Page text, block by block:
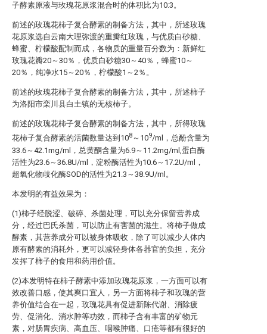
子酵素原液与玫瑰花原浆混合时的体积比为10:3。
前述的玫瑰花柿子复合酵素的制备方法，其中，所述玫瑰
花原浆选自云南大理弥渡的重瓣红玫瑰，与优质白砂糖、
蜂蜜、柠檬酸配制而成，各物质的重量百分数为：新鲜红
玫瑰花瓣20～30％，优质白砂糖30～40％，蜂蜜10～
20％，纯净水15～20％，柠檬酸1～2％。
前述的玫瑰花柿子复合酵素的制备方法，其中，所述柿子
为洛阳市栾川县白土镇的无核柿子。
前述的玫瑰花柿子复合酵素的制备方法，其中，所得玫瑰
花柿子复合酵素的活菌数量达到108～109/ml，总酚含量为
33.6～42.1mg/ml，总黄酮含量为6.9～11.2mg/ml,蛋白酶
活性为23.6～36.8U/ml，淀粉酶活性为10.6～17.2U/ml，
超氧化物歧化酶SOD的活性为21.3～38.9U/ml。
本发明的有益效果为：
(1)柿子经脱涩、破碎、杀菌处理，可以充分保留营养成
分，经过巴氏杀菌，可以防止有害菌的滋生。将柿子做成
酵素，其营养成分可以被身体吸收，除了可以减少人体内
原有酵素的消耗外，更可以减轻身体各器官的负担，充分
发挥了柿子的食用和药用价值。
(2)本发明特在柿子酵素中添加玫瑰花原浆，一方面可以有
效改善口感，使其爽口宜人，另一方面将柿子和玫瑰的营
养价值结合在一起，玫瑰花具有促进新陈代谢、消除疲
劳、促消化、消水肿等功效，而柿子含有丰富的矿物元
素，对肠胃疾病、高血压、咽喉肿痛、口疮等都有很好的